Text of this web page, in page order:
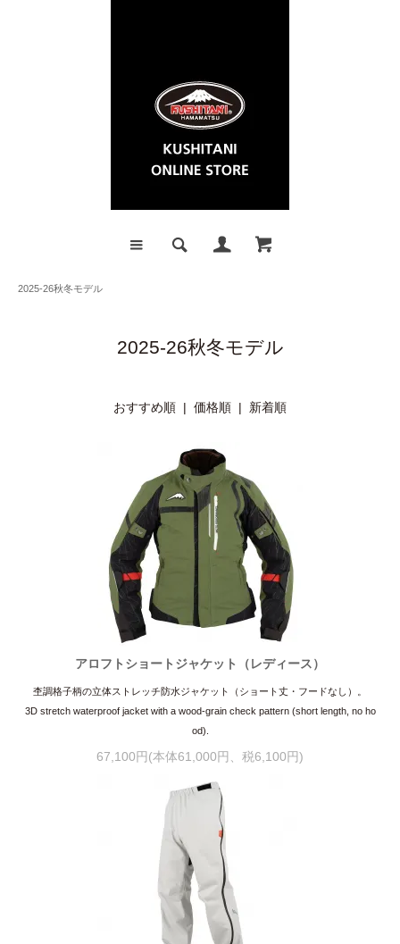
2025-26秋冬モデル
2025-26秋冬モデル
おすすめ順 | 価格順 | 新着順
アロフトショートジャケット（レディース）
杢調格子柄の立体ストレッチ防水ジャケット（ショート丈・フードなし）。
3D stretch waterproof jacket with a wood-grain check pattern (short length, no ho
od).
67,100円(本体61,000円、税6,100円)